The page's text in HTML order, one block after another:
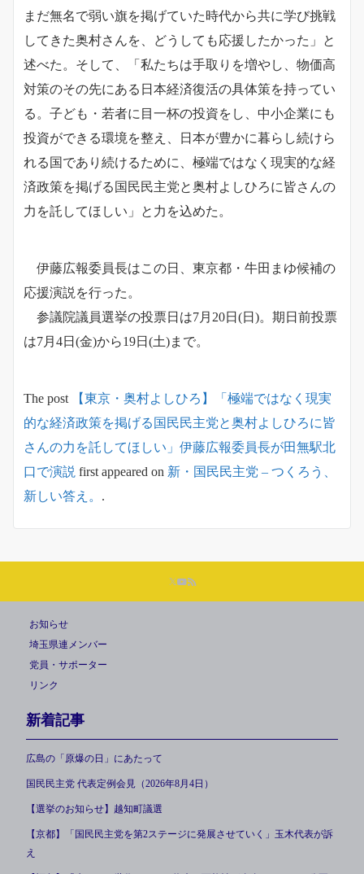
まだ無名で弱い旗を掲げていた時代から共に学び挑戦
してきた奥村さんを、どうしても応援したかった」と
述べた。そして、「私たちは手取りを増やし、物価高
対策のその先にある日本経済復活の具体策を持ってい
る。子ども・若者に目一杯の投資をし、中小企業にも
投資ができる環境を整え、日本が豊かに暮らし続けら
れる国であり続けるために、極端ではなく現実的な経
済政策を掲げる国民民主党と奥村よしひろに皆さんの
力を託してほしい」と力を込めた。
伊藤広報委員長はこの日、東京都・牛田まゆ候補の
応援演説を行った。
参議院議員選挙の投票日は7月20日(日)。期日前投票
は7月4日(金)から19日(土)まで。
The post
【東京・奥村よしひろ】「極端ではなく現実
的な経済政策を掲げる国民民主党と奥村よしひろに皆
さんの力を託してほしい」伊藤広報委員長が田無駅北
口で演説 first appeared on 新・国民民主党 – つくろう、
新しい答え。 .
お知らせ
埼玉県連メンバー
党員・サポーター
リンク
新着記事
広島の「原爆の日」にあたって
国民民主党 代表定例会見（2026年8月4日）
【選挙のお知らせ】越知町議選
【京都】「国民民主党を第2ステージに発展させていく」玉木代表が訴
え